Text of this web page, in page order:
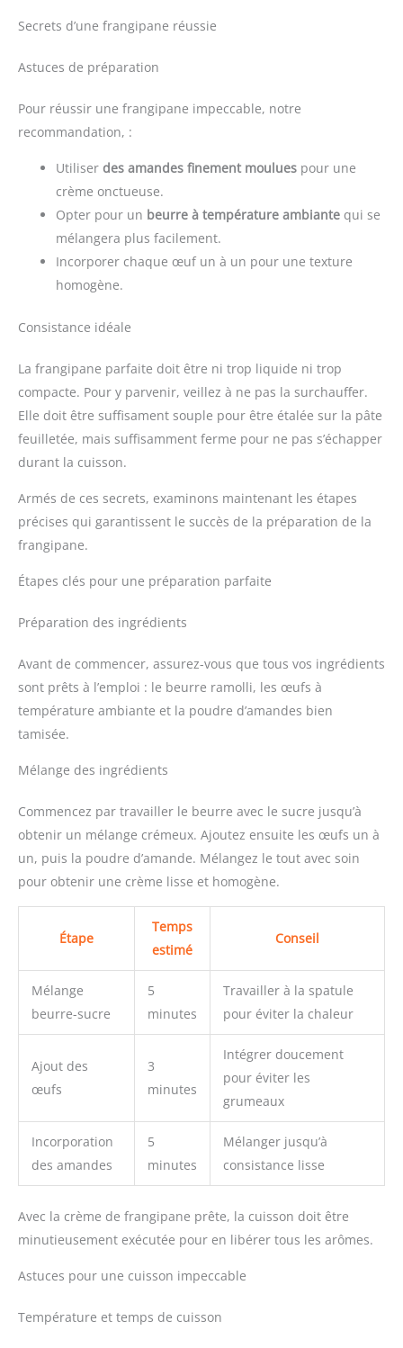
Secrets d’une frangipane réussie
Astuces de préparation
Pour réussir une frangipane impeccable, notre
recommandation, :
Utiliser des amandes finement moulues pour une
crème onctueuse.
Opter pour un beurre à température ambiante qui se
mélangera plus facilement.
Incorporer chaque œuf un à un pour une texture
homogène.
Consistance idéale
La frangipane parfaite doit être ni trop liquide ni trop
compacte. Pour y parvenir, veillez à ne pas la surchauffer.
Elle doit être suffisament souple pour être étalée sur la pâte
feuilletée, mais suffisamment ferme pour ne pas s’échapper
durant la cuisson.
Armés de ces secrets, examinons maintenant les étapes
précises qui garantissent le succès de la préparation de la
frangipane.
Étapes clés pour une préparation parfaite
Préparation des ingrédients
Avant de commencer, assurez-vous que tous vos ingrédients
sont prêts à l’emploi : le beurre ramolli, les œufs à
température ambiante et la poudre d’amandes bien
tamisée.
Mélange des ingrédients
Commencez par travailler le beurre avec le sucre jusqu’à
obtenir un mélange crémeux. Ajoutez ensuite les œufs un à
un, puis la poudre d’amande. Mélangez le tout avec soin
pour obtenir une crème lisse et homogène.
Étape
Temps
estimé
Conseil
Mélange
beurre-sucre
5
minutes
Travailler à la spatule
pour éviter la chaleur
Ajout des
œufs
3
minutes
Intégrer doucement
pour éviter les
grumeaux
Incorporation
des amandes
5
minutes
Mélanger jusqu’à
consistance lisse
Avec la crème de frangipane prête, la cuisson doit être
minutieusement exécutée pour en libérer tous les arômes.
Astuces pour une cuisson impeccable
Température et temps de cuisson